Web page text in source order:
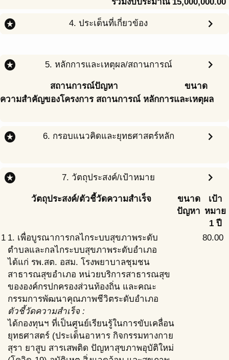
stars 4. ประเด็นที่เกี่ยวข้อง chevron_right
stars 5. หลักการและเหตุผล/สถานการณ์ chevron_right
สถานการณ์ปัญหา
ขนาด
ความสำคัญของโครงการ สถานการณ์ หลักการและเหตุผล
stars 6. กรอบแนวคิดและยุทธศาสตร์หลัก chevron_right
stars 7. วัตถุประสงค์/เป้าหมาย chevron_right
วัตถุประสงค์/ตัวชี้วัดความสำเร็จ
ขนาด
ปัญหา
เป้า
หมาย
1 ปี
1 1. เพื่อบูรณาการกลไกระบบสุขภาพระดับ
ตำบลและกลไกระบบสุขภาพระดับอำเภอ
ได้แก่ รพ.สต. อสม. โรงพยาบาลชุมชน
สาธารณสุขอำเภอ หน่วยบริการสาธารณสุข
ขององค์กรปกครองส่วนท้องถิ่น และคณะ
กรรมการพัฒนาคุณภาพชีวิตระดับอำเภอ
ตัวชี้วัดความสำเร็จ :
ได้กองทุนฯ ที่เป็นศูนย์เรียนรู้ในการขับเคลื่อน
ยุทธศาสตร์ (ประเด็นอาหาร กิจกรรมทางกาย
สุรา ยาสูบ สารเสพติด ปัญหาสุขภาพอุบัติใหม่
80.00